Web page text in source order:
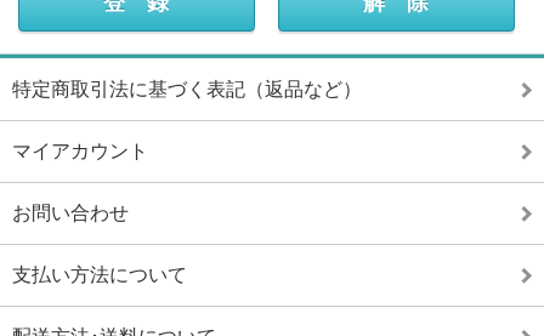
特定商取引法に基づく表記（返品など）
マイアカウント
お問い合わせ
支払い方法について